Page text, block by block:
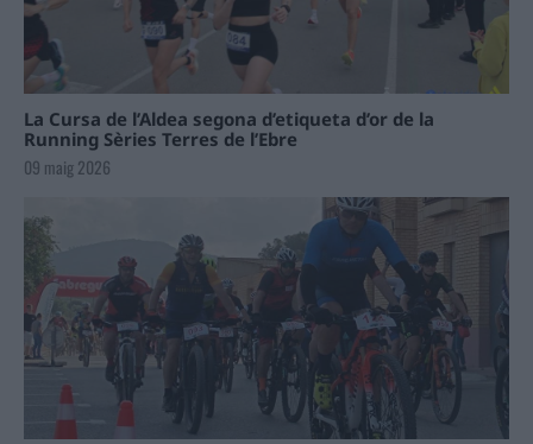
La Cursa de l’Aldea segona d’etiqueta d’or de la
Running Sèries Terres de l’Ebre
09 maig 2026